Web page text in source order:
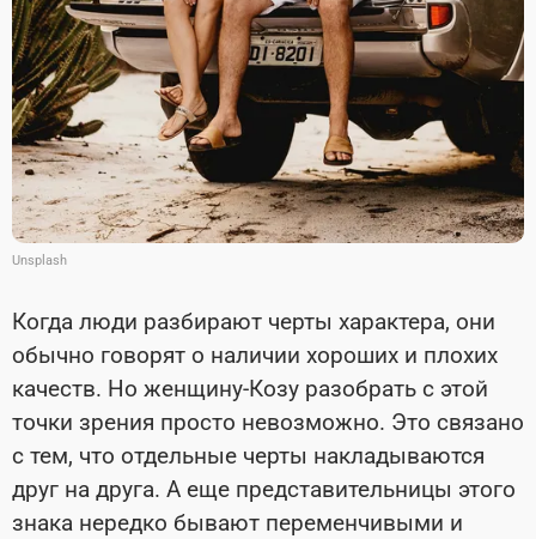
Unsplash
Когда люди разбирают черты характера, они
обычно говорят о наличии хороших и плохих
качеств. Но женщину-Козу разобрать с этой
точки зрения просто невозможно. Это связано
с тем, что отдельные черты накладываются
друг на друга. А еще представительницы этого
знака нередко бывают переменчивыми и